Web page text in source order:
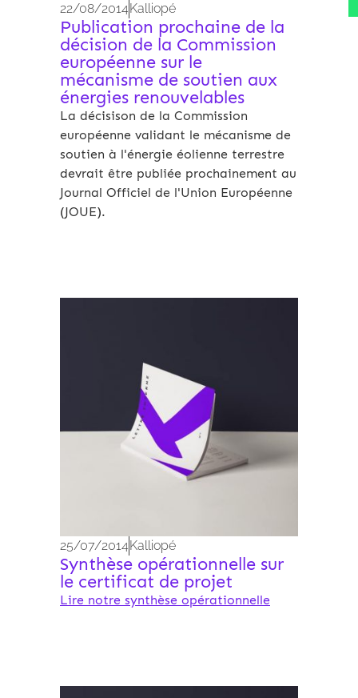
22/08/2014 Kalliopé
Publication prochaine de la
décision de la Commission
européenne sur le
mécanisme de soutien aux
énergies renouvelables
La décisison de la Commission
européenne validant le mécanisme de
soutien à l'énergie éolienne terrestre
devrait être publiée prochainement au
Journal Officiel de l'Union Européenne
(JOUE).
25/07/2014 Kalliopé
Synthèse opérationnelle sur
le certificat de projet
Lire notre synthèse opérationnelle